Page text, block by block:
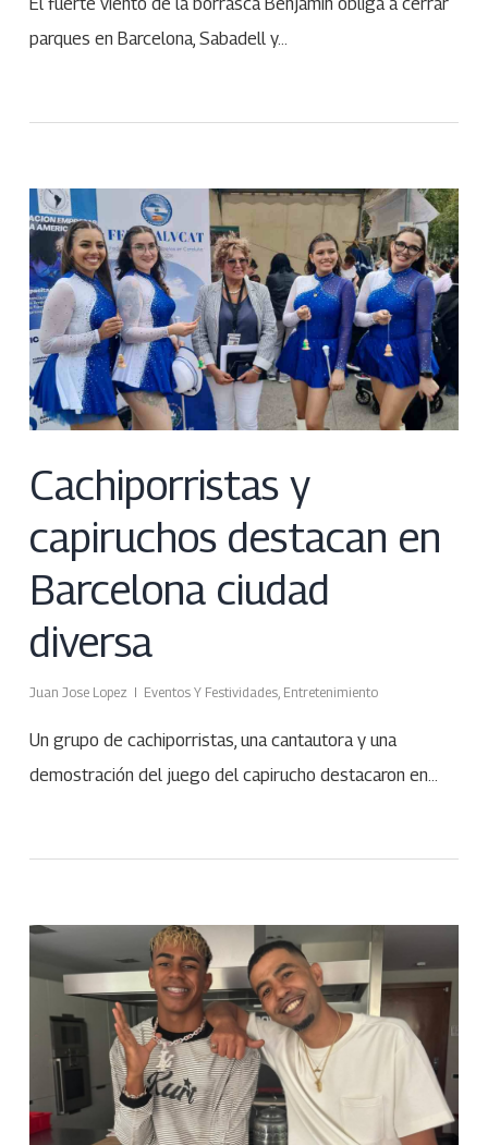
parques en Barcelona, Sabadell y…
Cachiporristas y
capiruchos destacan en
Barcelona ciudad
diversa
Juan Jose Lopez Eventos Y Festividades, Entretenimiento
Un grupo de cachiporristas, una cantautora y una
demostración del juego del capirucho destacaron en…